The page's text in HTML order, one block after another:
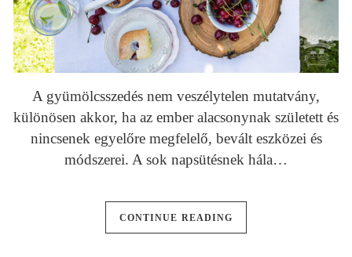
A gyümölcsszedés nem veszélytelen mutatvány,
különösen akkor, ha az ember alacsonynak született és
nincsenek egyelőre megfelelő, bevált eszközei és
módszerei. A sok napsütésnek hála…
CONTINUE READING